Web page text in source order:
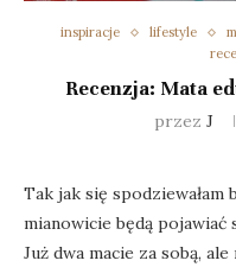
inspiracje lifestyle
Recenzja: Mata
przez J
Tak jak się spodziewałam
mianowicie będą
Już dwa macie za sobą,